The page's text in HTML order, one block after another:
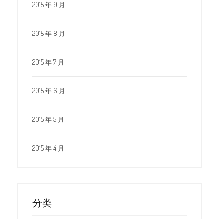
2015 年 9 月
2015 年 8 月
2015 年 7 月
2015 年 6 月
2015 年 5 月
2015 年 4 月
分类